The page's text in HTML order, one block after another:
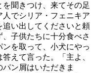
聞きつけ、来てその足
人でシリア・フェニキア
い出してくださいと頼
子供たちに十分食べさ
を取って、小犬にやっ
えて言った。「主よ、
ン屑はいただきま